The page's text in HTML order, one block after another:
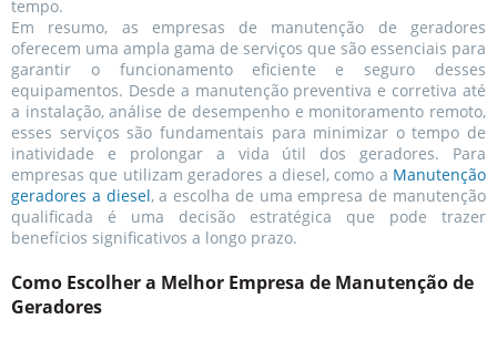
tempo.
Em resumo, as empresas de manutenção de geradores
oferecem uma ampla gama de serviços que são essenciais para
garantir o funcionamento eficiente e seguro desses
equipamentos. Desde a manutenção preventiva e corretiva até
a instalação, análise de desempenho e monitoramento remoto,
esses serviços são fundamentais para minimizar o tempo de
inatividade e prolongar a vida útil dos geradores. Para
empresas que utilizam geradores a diesel, como a Manutenção
geradores a diesel, a escolha de uma empresa de manutenção
qualificada é uma decisão estratégica que pode trazer
benefícios significativos a longo prazo.
Como Escolher a Melhor Empresa de Manutenção de
Geradores